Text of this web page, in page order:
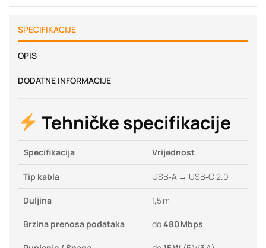
SPECIFIKACIJE
OPIS
DODATNE INFORMACIJE
Tehničke specifikacije
Specifikacija Vrijednost
Tip kabla USB‑A → USB‑C 2.0
Duljina 1,5 m
Brzina prenosa podataka do480 Mbps